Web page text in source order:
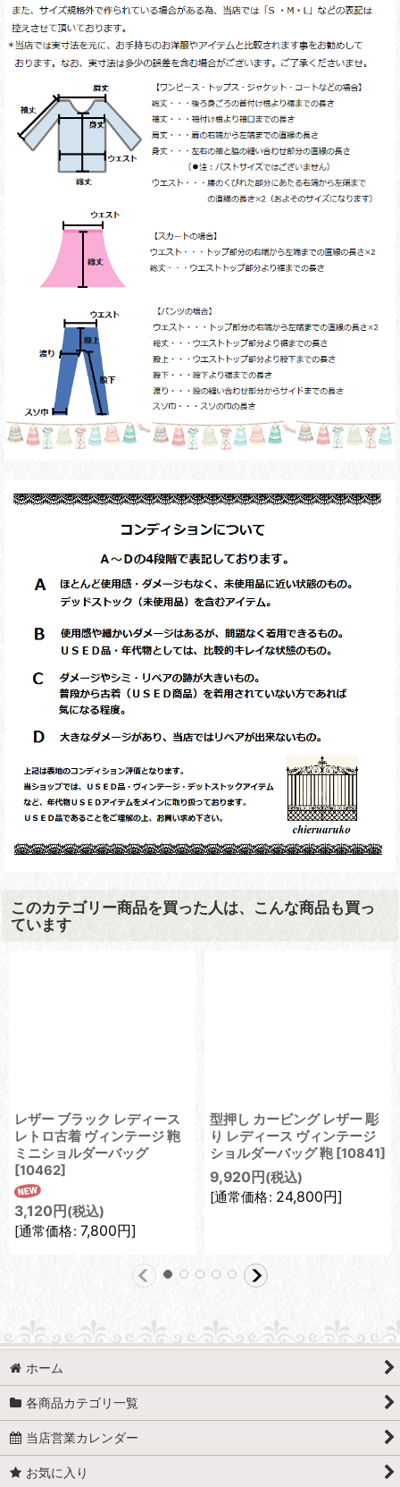
このカテゴリー商品を買った人は、こんな商品も買っ
ています
レザー ブラック レディース
レトロ古着 ヴィンテージ 鞄
ミニショルダーバッグ
[10462]
3,120 円 (税込)
[通常価格: 7,800円]
型押し カービング レザー 彫
り レディース ヴィンテージ
ショルダーバッグ 鞄 [10841]
9,920 円 (税込)
[通常価格: 24,800円]
ホーム
各商品カテゴリ一覧
当店営業カレンダー
お気に入り